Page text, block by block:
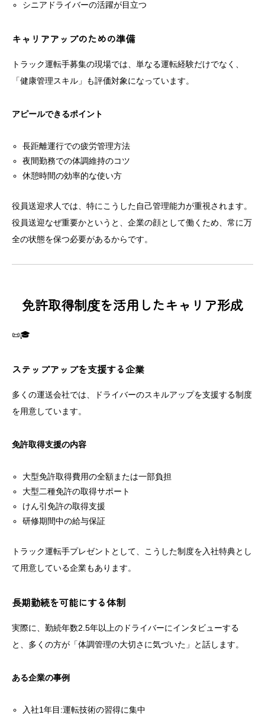
シニアドライバーの活躍が目立つ
キャリアアップのための準備
トラック運転手募集の現場では、単なる運転経験だけでなく、
「健康管理スキル」も評価対象になっています。
アピールできるポイント
長距離運行での疲労管理方法
夜間勤務での体調維持のコツ
休憩時間の効率的な使い方
役員送迎求人では、特にこうした自己管理能力が重視されます。
役員送迎なぜ重要かというと、企業の顔として働くため、常に万
全の状態を保つ必要があるからです。
免許取得制度を活用したキャリア形成
📜🎓
ステップアップを支援する企業
多くの運送会社では、ドライバーのスキルアップを支援する制度
を用意しています。
免許取得支援の内容
大型免許取得費用の全額または一部負担
大型二種免許の取得サポート
けん引免許の取得支援
研修期間中の給与保証
トラック運転手プレゼントとして、こうした制度を入社特典とし
て用意している企業もあります。
長期勤続を可能にする体制
実際に、勤続年数2.5年以上のドライバーにインタビューする
と、多くの方が「体調管理の大切さに気づいた」と話します。
ある企業の事例
入社1年目:運転技術の習得に集中